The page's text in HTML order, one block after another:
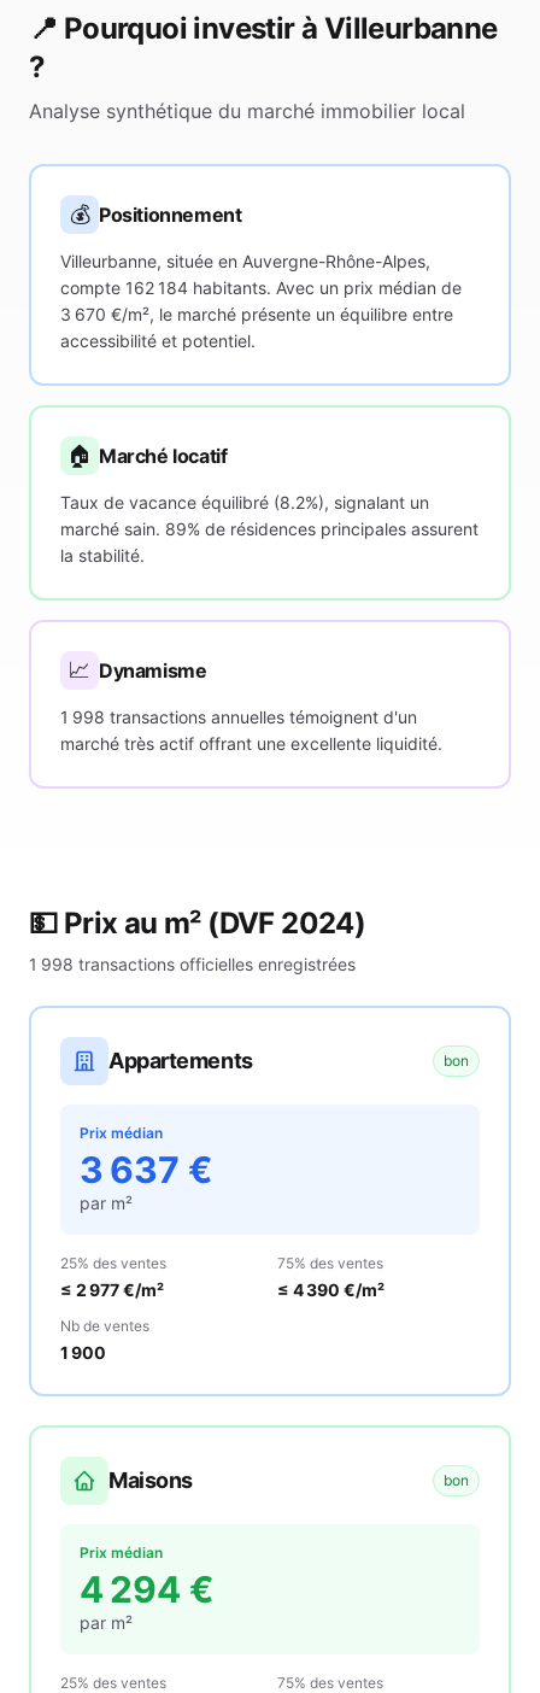
📍 Pourquoi investir à Villeurbanne
?
Analyse synthétique du marché immobilier local
💰 Positionnement
Villeurbanne, située en Auvergne-Rhône-Alpes,
compte 162 184 habitants. Avec un prix médian de
3 670 €/m², le marché présente un équilibre entre
accessibilité et potentiel.
🏠 Marché locatif
Taux de vacance équilibré (8.2%), signalant un
marché sain. 89% de résidences principales assurent
la stabilité.
📈 Dynamisme
1 998 transactions annuelles témoignent d'un
marché très actif offrant une excellente liquidité.
💵 Prix au m² (DVF 2024)
1 998 transactions officielles enregistrées
Appartements bon
Prix médian
3 637 €
par m²
25% des ventes
≤ 2 977€/m²
75% des ventes
≤ 4 390 €/m²
Nb de ventes
1 900
Maisons bon
Prix médian
4 294 €
par m²
25% des ventes 75% des ventes